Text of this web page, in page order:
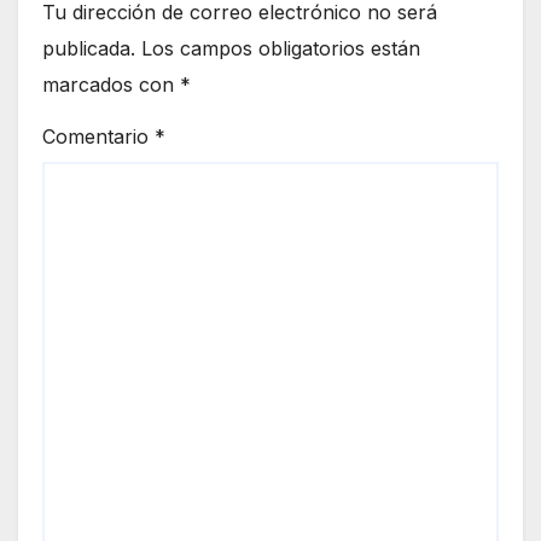
Tu dirección de correo electrónico no será
publicada. Los campos obligatorios están
marcados con *
Comentario *